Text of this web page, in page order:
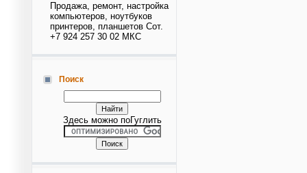
Продажа, ремонт, настройка
компьютеров, ноутбуков
принтеров, планшетов Сот.
+7 924 257 30 02 МКС
Поиск
Здесь можно поГуглить